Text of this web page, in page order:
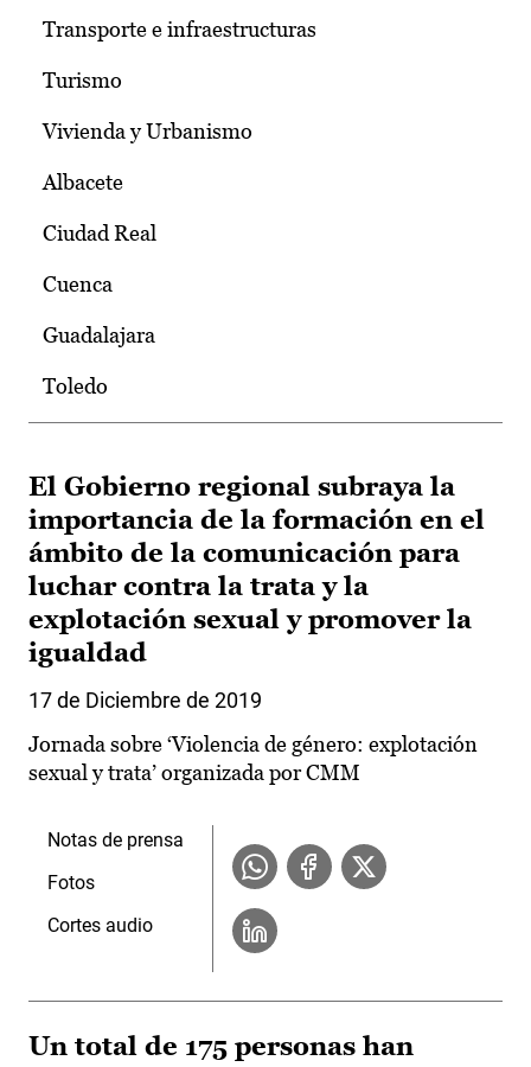
Transporte e infraestructuras
Turismo
Vivienda y Urbanismo
Albacete
Ciudad Real
Cuenca
Guadalajara
Toledo
El Gobierno regional subraya la
importancia de la formación en el
ámbito de la comunicación para
luchar contra la trata y la
explotación sexual y promover la
igualdad
17 de Diciembre de 2019
Jornada sobre ‘Violencia de género: explotación
sexual y trata’ organizada por CMM
Notas de prensa
Fotos
Cortes audio
Un total de 175 personas han